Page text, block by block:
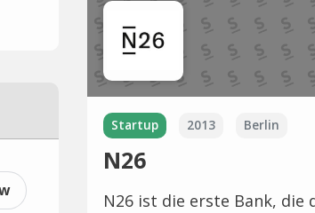
Startup 2013 Berlin
N26
N26 ist die erste Bank, die